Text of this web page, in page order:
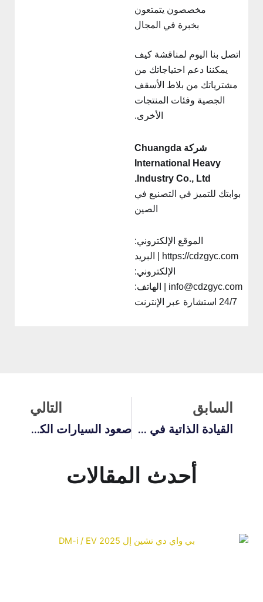
مخصصون يتمتعون
بخبرة في المجال
اتصل بنا اليوم لمناقشة كيف
يمكننا دعم احتياجاتك من
مشترياتك من بلاط الأسقف
الجصية وفئات المنتجات
الأخرى.
شركة Chuangda
International Heavy
Industry Co., Ltd.
بوابتك للتميز في التصنيع في
الصين
الموقع الإلكتروني:
https://cdzgyc.com | البريد
الإلكتروني:
info@cdzgyc.com | الهاتف:
24/7 استشارة عبر الإنترنت
السابق
القيادة الذاتية في عام 2025: إلى أي مدى اقتربنا من السيارات ذاتية القيادة بالكامل؟
التالي
صعود السيارات الكهربائية الصينية: دليل شامل لمحترفي المشتريات العالمية
أحدث المقالات